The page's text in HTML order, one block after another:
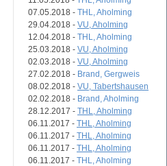
07.05.2018 - THL, Aholming
29.04.2018 - VU, Aholming
12.04.2018 - THL, Aholming
25.03.2018 - VU, Aholming
02.03.2018 - VU, Aholming
27.02.2018 - Brand, Gergweis
08.02.2018 - VU, Tabertshausen
02.02.2018 - Brand, Aholming
28.12.2017 - THL, Aholming
06.11.2017 - THL, Aholming
06.11.2017 - THL, Aholming
06.11.2017 - THL, Aholming
06.11.2017 - THL, Aholming